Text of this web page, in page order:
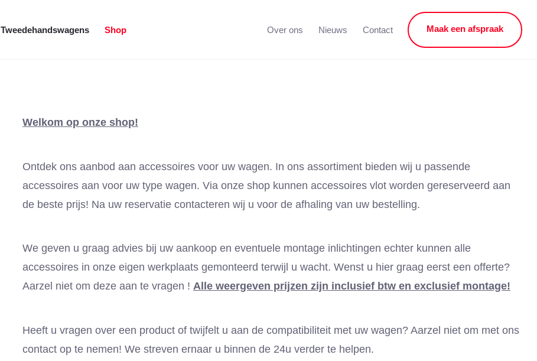
Tweedehandswagens Shop Over ons Nieuws Contact Maak een afspraak
Welkom op onze shop!
Ontdek ons aanbod aan accessoires voor uw wagen. In ons assortiment bieden wij u passende
accessoires aan voor uw type wagen. Via onze shop kunnen accessoires vlot worden gereserveerd aan
de beste prijs! Na uw reservatie contacteren wij u voor de afhaling van uw bestelling.
We geven u graag advies bij uw aankoop en eventuele montage inlichtingen echter kunnen alle
accessoires in onze eigen werkplaats gemonteerd terwijl u wacht. Wenst u hier graag eerst een offerte?
Aarzel niet om deze aan te vragen ! Alle weergeven prijzen zijn inclusief btw en exclusief montage!
Heeft u vragen over een product of twijfelt u aan de compatibiliteit met uw wagen? Aarzel niet om met ons
contact op te nemen! We streven ernaar u binnen de 24u verder te helpen.